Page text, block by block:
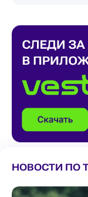
НОВОСТИ ПО